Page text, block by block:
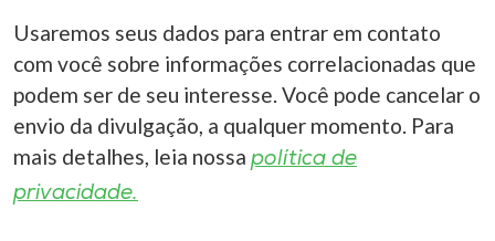
Usaremos seus dados para entrar em contato
com você sobre informações correlacionadas que
podem ser de seu interesse. Você pode cancelar o
envio da divulgação, a qualquer momento. Para
mais detalhes, leia nossa política de
privacidade.